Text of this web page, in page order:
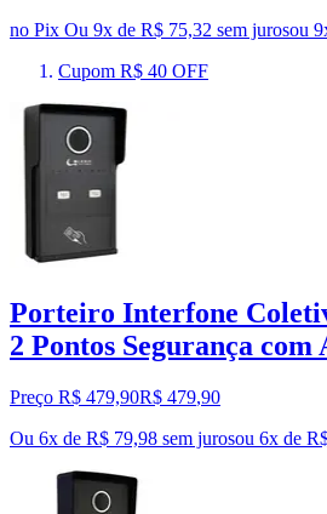
no Pix Ou 9x de R$ 75,32 sem jurosou 9
Cupom R$ 40 OFF
Porteiro Interfone
2 Pontos Segurança com
Preço R$ 479,90R$ 479,90
Ou 6x de R$ 79,98 sem jurosou 6x de